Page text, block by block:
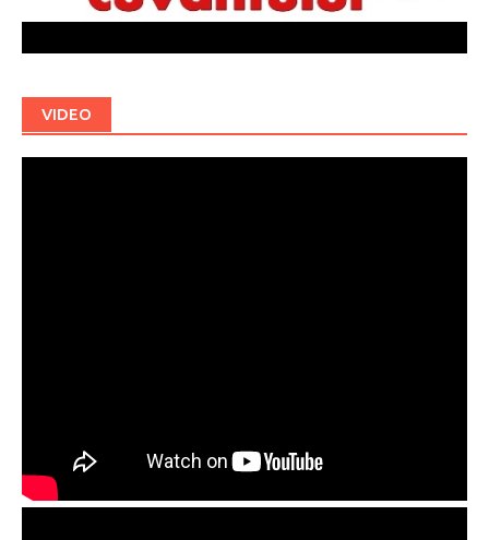
VIDEO